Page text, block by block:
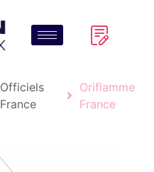
Officiels
France
Oriflamme
France